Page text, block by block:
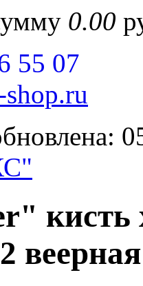
0.00
55 07
shop.ru
кисть